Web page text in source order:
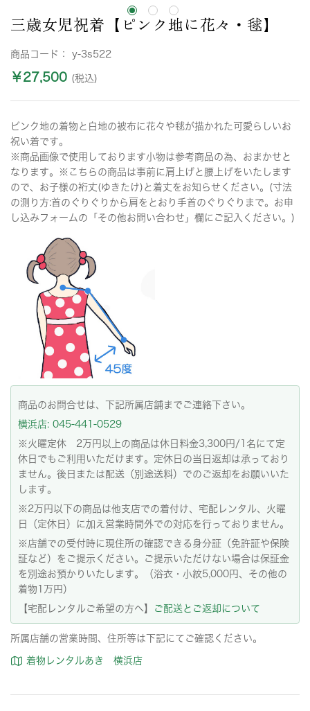
三歳女児祝着【ピンク地に花々・毬】
商品コード： y-3s522
￥27,500 (税込)
ピンク地の着物と白地の被布に花々や毬が描かれた可愛らしいお
祝い着です。
※商品画像で使用しております小物は参考商品の為、おまかせと
なります。※こちらの商品は事前に肩上げと腰上げをいたします
ので、お子様の裄丈(ゆきたけ)と着丈をお知らせください。(寸法
の測り方:首のぐりぐりから肩をとおり手首のぐりぐりまで。お申
し込みフォームの「その他お問い合わせ」欄にご記入ください。)
商品のお問合せは、下記所属店舗までご連絡下さい。
横浜店: 045-441-0529
※火曜定休 2万円以上の商品は休日料金3,300円/1名にて定
休日でもご利用いただけます。定休日の当日返却は承っており
ません。後日または配送（別途送料）でのご返却をお願いいた
します。
※2万円以下の商品は他支店での着付け、宅配レンタル、火曜
日（定休日）に加え営業時間外での対応を行っておりません。
※店舗での受付時に現住所の確認できる身分証（免許証や保険
証など）をご提示ください。ご提示いただけない場合は保証金
を別途お預かりいたします。（浴衣・小紋5,000円、その他の
着物1万円）
【宅配レンタルご希望の方へ】
ご配送とご返却について
所属店舗の営業時間、住所等は下記にてご確認ください。
着物レンタルあき 横浜店